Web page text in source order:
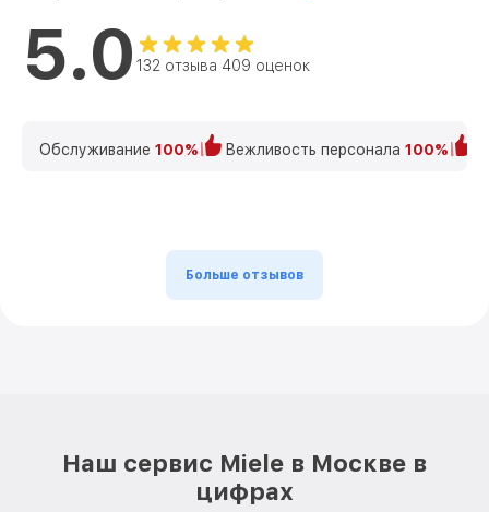
5.0 132 отзыва 409 оценок
Обслуживание 100% Вежливость персонала 100%
Больше отзывов
Наш сервис Miele в Москве в
цифрах